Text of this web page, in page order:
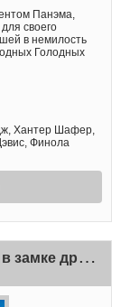
Панэма,
своего
в немилость
Голодных
Хантер Шафер,
Финола
П
ингвинёнок Пороро: Приключения в замке дракона